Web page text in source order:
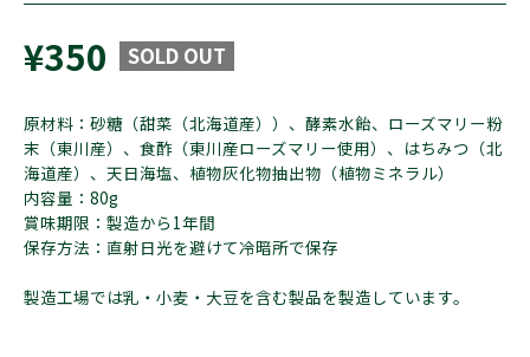
¥350 SOLD OUT
原材料：砂糖（甜菜（北海道産））、酵素水飴、ローズマリー粉
末（東川産）、食酢（東川産ローズマリー使用）、はちみつ（北
海道産）、天日海塩、植物灰化物抽出物（植物ミネラル）
内容量：80g
賞味期限：製造から1年間
保存方法：直射日光を避けて冷暗所で保存
製造工場では乳・小麦・大豆を含む製品を製造しています。